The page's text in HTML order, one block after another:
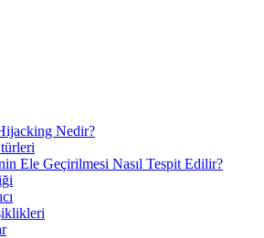
Nedir?
Ele Geçirilmesi Nasıl Tespit Edilir?